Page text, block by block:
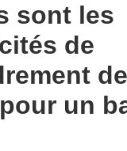
sont les
de
un